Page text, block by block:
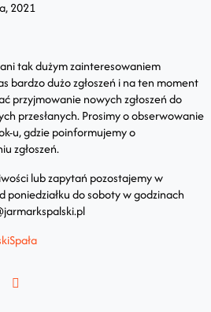
2021
tak dużym zainteresowaniem
bardzo dużo zgłoszeń i na ten moment
przyjmowanie nowych zgłoszeń do
przesłanych. Prosimy o obserwowanie
u, gdzie poinformujemy o
zgłoszeń.
lub zapytań pozostajemy w
do soboty w godzinach
Spała